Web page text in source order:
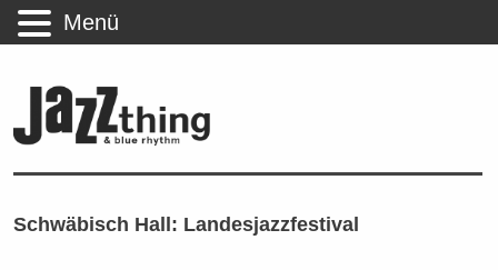
Schwäbisch Hall: Landesjazzfestival
Menü